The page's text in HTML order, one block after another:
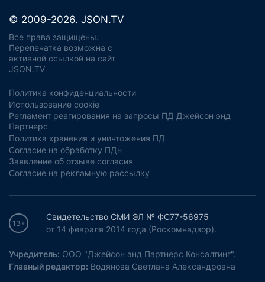
© 2009-2026. JSON.TV
Все права защищены.
Перепечатка возможна с
активной ссылкой на сайт
JSON.TV
Политика конфиденциальности
Использование cookie
Регламент реагирования на запросы ПД Джейсон энд
Партнерс
Политика хранения и уничтожения ПД
Согласие на обработку ПДн
Заявление об отзыве согласия
Согласие на рекламную рассылку
13+
Свидетельство СМИ ЭЛ № ФС77-56975
от 14 февраля 2014 года (Роскомнадзор).
Учредитель: ООО "Джейсон энд Партнерс Консалтинг".
Главный редактор: Водянова Светлана Александровна